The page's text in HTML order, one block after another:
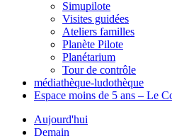
Simupilote
Visites guidées
Ateliers familles
Planète Pilote
Planétarium
Tour de contrôle
médiathèque-ludothèque
Espace moins de 5 ans – Le
Aujourd'hui
Demain